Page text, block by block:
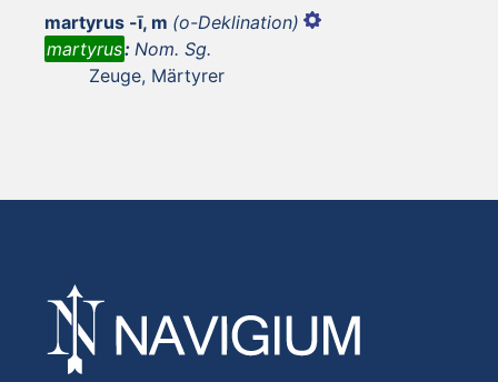
martyrus -ī, m (o-Deklination)
martyrus: Nom. Sg.
Zeuge, Märtyrer